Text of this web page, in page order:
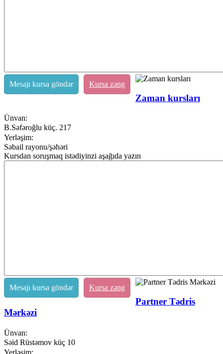
Mesajı kursa göndər Kursa zəng
Zaman kursları
Ünvan:
B.Səfəroğlu küç. 217
Yerləşim:
Səbail rayonu/şəhəri
Kursdan soruşmaq istədiyinzi aşağıda yazın
Mesajı kursa göndər Kursa zəng
Partner Tədris
Mərkəzi
Ünvan:
Səid Rüstəmov küç 10
Yerləşim: